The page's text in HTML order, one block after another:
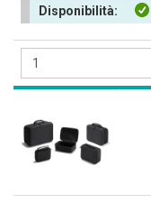
Disponibilità: